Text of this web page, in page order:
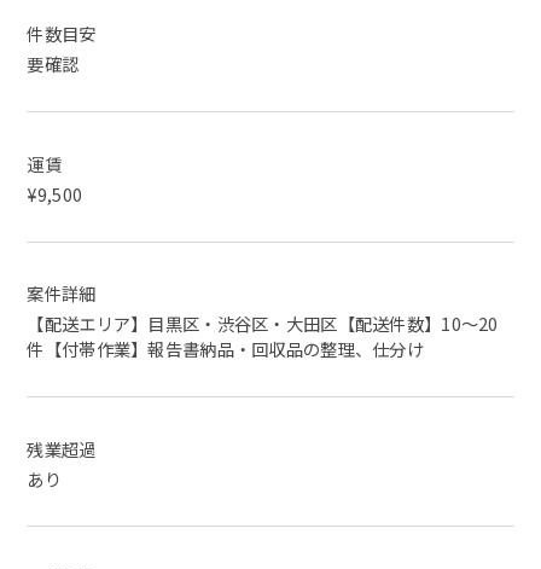
件数目安
要確認
運賃
¥9,500
案件詳細
【配送エリア】目黒区・渋谷区・大田区【配送件数】10～20
件【付帯作業】報告書納品・回収品の整理、仕分け
残業超過
あり